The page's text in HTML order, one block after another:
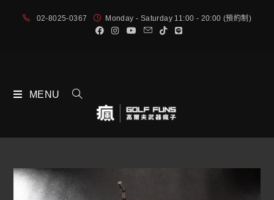
02-8025-0367 Monday - Saturday 11:00 - 20:00 (預約制)
MENU